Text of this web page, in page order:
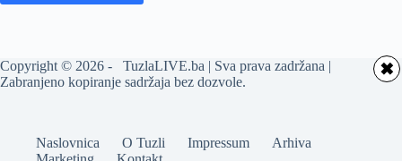
Copyright © 2026 - TuzlaLIVE.ba | Sva prava zadržana |
Zabranjeno kopiranje sadržaja bez dozvole.
Naslovnica O Tuzli Impressum
Arhiva
✖